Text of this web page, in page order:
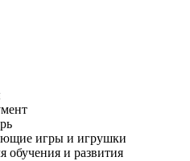
игры и игрушки
обучения и развития